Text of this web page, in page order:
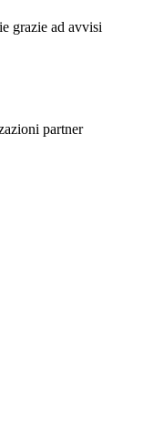
grazie ad avvisi
partner